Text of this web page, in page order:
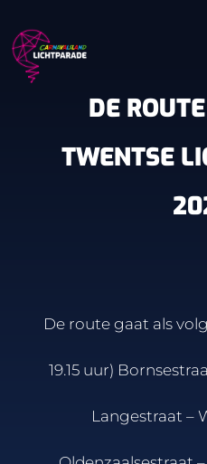
DE
TWENTSE
De route gaat als
19.15 uur)
Langestraat –